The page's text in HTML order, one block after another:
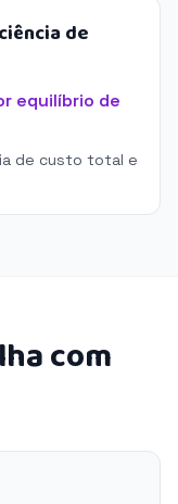
de
equilíbrio de
de custo total e
com